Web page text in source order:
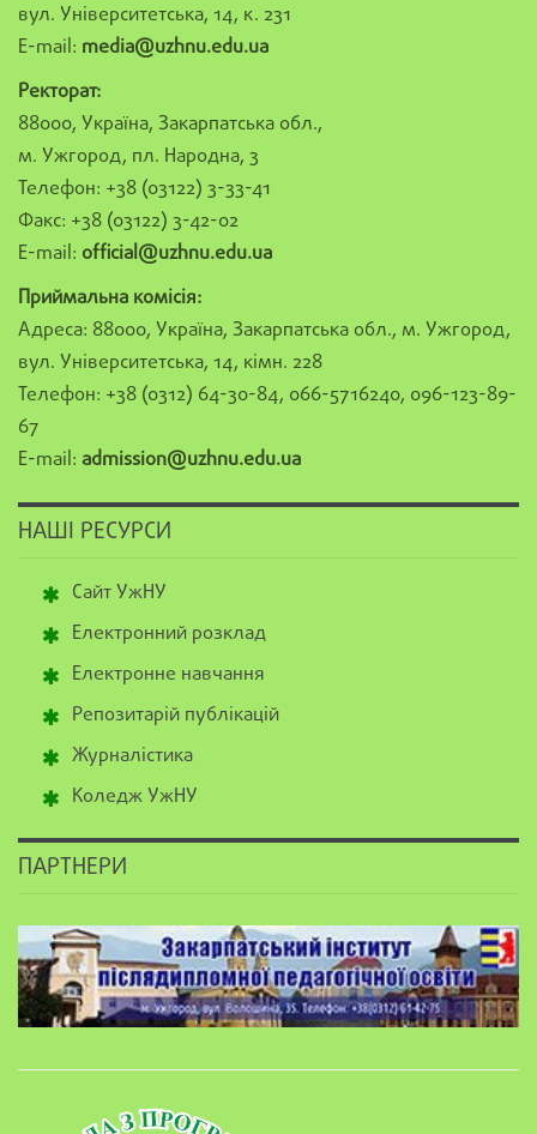
вул. Університетська, 14, к. 231
E-mail: media@uzhnu.edu.ua
Ректорат:
88000, Україна, Закарпатська обл.,
м. Ужгород, пл. Народна, 3
Телефон: +38 (03122) 3-33-41
Факс: +38 (03122) 3-42-02
E-mail: official@uzhnu.edu.ua
Приймальна комісія:
Адреса: 88000, Україна, Закарпатська обл., м. Ужгород,
вул. Університетська, 14, кімн. 228
Телефон: +38 (0312) 64-30-84, 066-5716240, 096-123-89-
67
E-mail: admission@uzhnu.edu.ua
НАШІ РЕСУРСИ
Сайт УжНУ
Електронний розклад
Електронне навчання
Репозитарій публікацій
Журналістика
Коледж УжНУ
ПАРТНЕРИ